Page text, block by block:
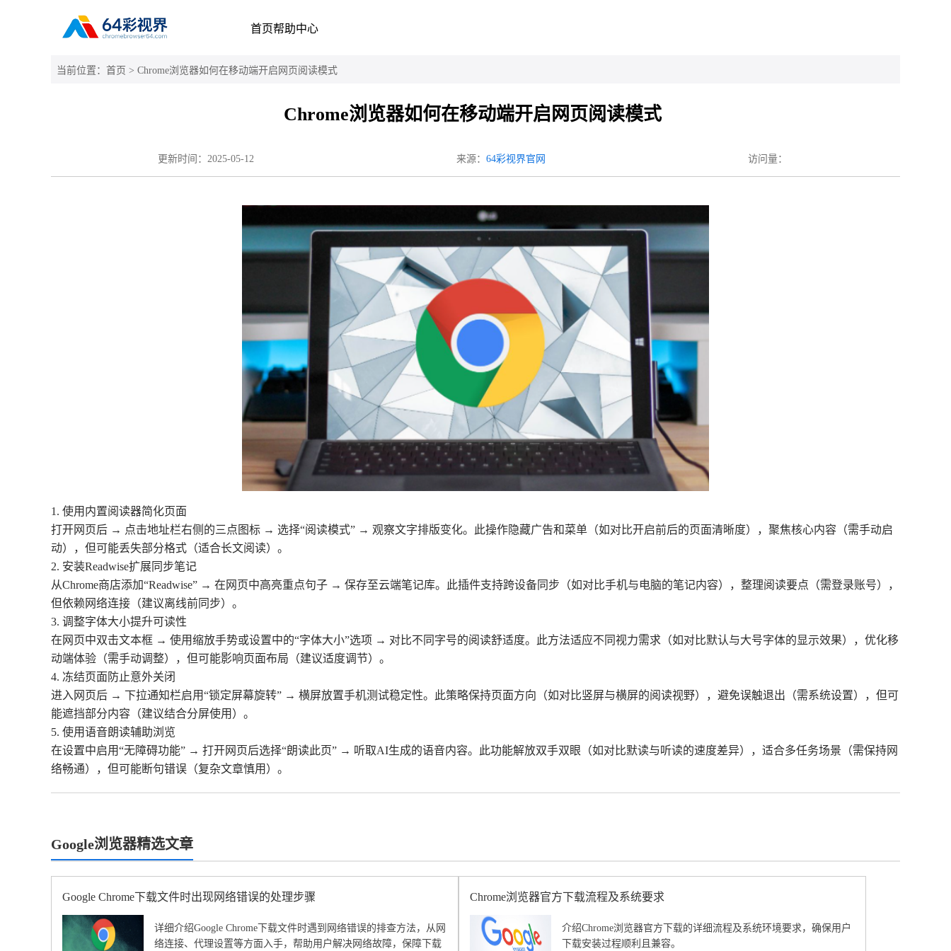
首页帮助中心
当前位置： 首页 > Chrome浏览器如何在移动端开启网页阅读模式
Chrome浏览器如何在移动端开启网页阅读模式
更新时间： 2025-05-12 来源： 64彩视界官网 访问量：
1. 使用内置阅读器简化页面
打开网页后 → 点击地址栏右侧的三点图标 → 选择“阅读模式” → 观察文字排版变化。此操作隐藏广告和菜单（如对比开启前后的页面清晰度），聚焦核心内容（需手动启
动），但可能丢失部分格式（适合长文阅读）。
2. 安装Readwise扩展同步笔记
从Chrome商店添加“Readwise” → 在网页中高亮重点句子 → 保存至云端笔记库。此插件支持跨设备同步（如对比手机与电脑的笔记内容），整理阅读要点（需登录账号），
但依赖网络连接（建议离线前同步）。
3. 调整字体大小提升可读性
在网页中双击文本框 → 使用缩放手势或设置中的“字体大小”选项 → 对比不同字号的阅读舒适度。此方法适应不同视力需求（如对比默认与大号字体的显示效果），优化移
动端体验（需手动调整），但可能影响页面布局（建议适度调节）。
4. 冻结页面防止意外关闭
进入网页后 → 下拉通知栏启用“锁定屏幕旋转” → 横屏放置手机测试稳定性。此策略保持页面方向（如对比竖屏与横屏的阅读视野），避免误触退出（需系统设置），但可
能遮挡部分内容（建议结合分屏使用）。
5. 使用语音朗读辅助浏览
在设置中启用“无障碍功能” → 打开网页后选择“朗读此页” → 听取AI生成的语音内容。此功能解放双手双眼（如对比默读与听读的速度差异），适合多任务场景（需保持网
络畅通），但可能断句错误（复杂文章慎用）。
Google浏览器精选文章
Google Chrome下载文件时出现网络错误的处理步骤
详细介绍Google Chrome下载文件时遇到网络错误的排查方法，从网
络连接、代理设置等方面入手，帮助用户解决网络故障，保障下载
Chrome浏览器官方下载流程及系统要求
介绍Chrome浏览器官方下载的详细流程及系统环境要求，确保用户
下载安装过程顺利且兼容。